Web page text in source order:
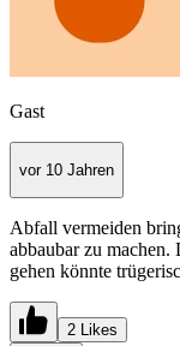
Gast
vor 10 Jahren
Abfall vermeiden
abbaubar zu
gehen könnte
2 Likes